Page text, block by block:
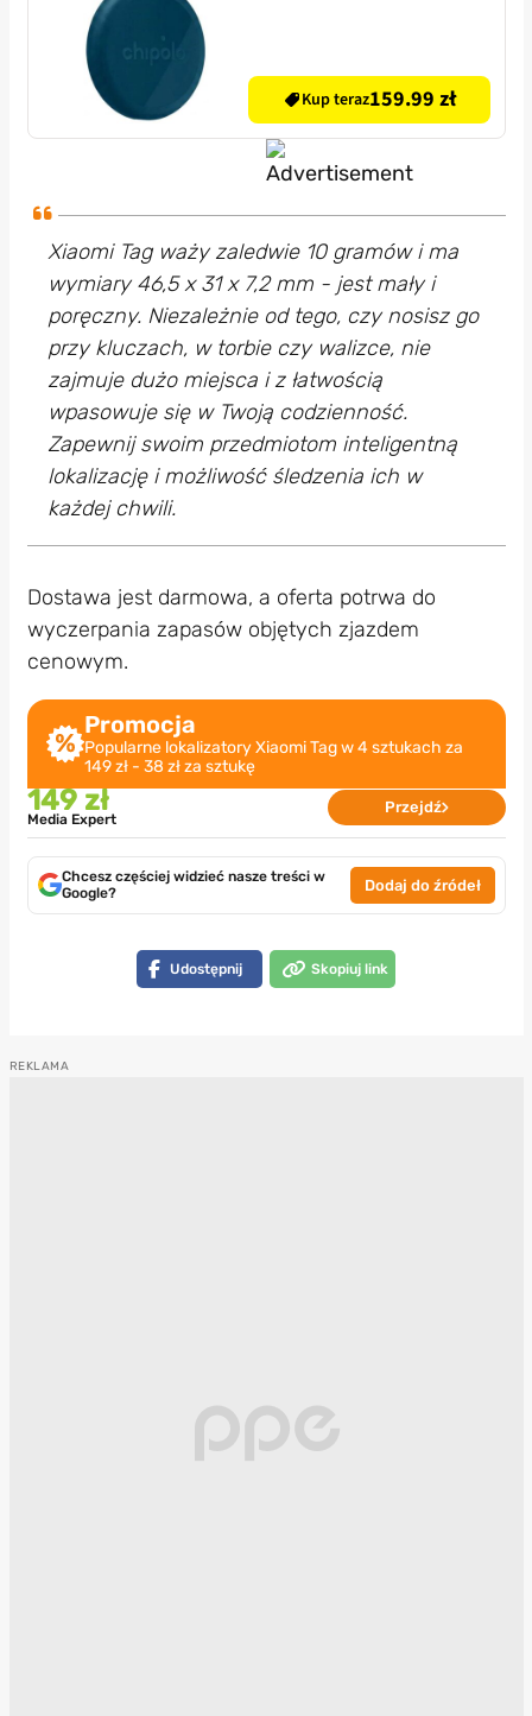
Kup teraz159.99 zł
Xiaomi Tag waży zaledwie 10 gramów i ma
wymiary 46,5 x 31 x 7,2 mm - jest mały i
poręczny. Niezależnie od tego, czy nosisz go
przy kluczach, w torbie czy walizce, nie
zajmuje dużo miejsca i z łatwością
wpasowuje się w Twoją codzienność.
Zapewnij swoim przedmiotom inteligentną
lokalizację i możliwość śledzenia ich w
każdej chwili.
Dostawa jest darmowa, a oferta potrwa do
wyczerpania zapasów objętych zjazdem
cenowym.
Promocja
Popularne lokalizatory Xiaomi Tag w 4 sztukach za
149 zł - 38 zł za sztukę
149 zł
Media Expert
Przejdź
Chcesz częściej widzieć nasze treści w
Google?
Dodaj do źródeł
Udostępnij Skopiuj link